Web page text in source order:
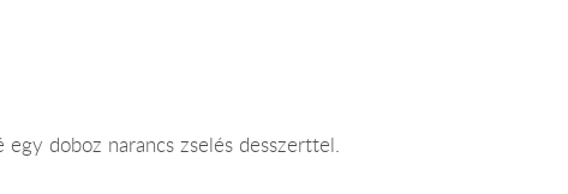
doboz narancs zselés desszerttel.